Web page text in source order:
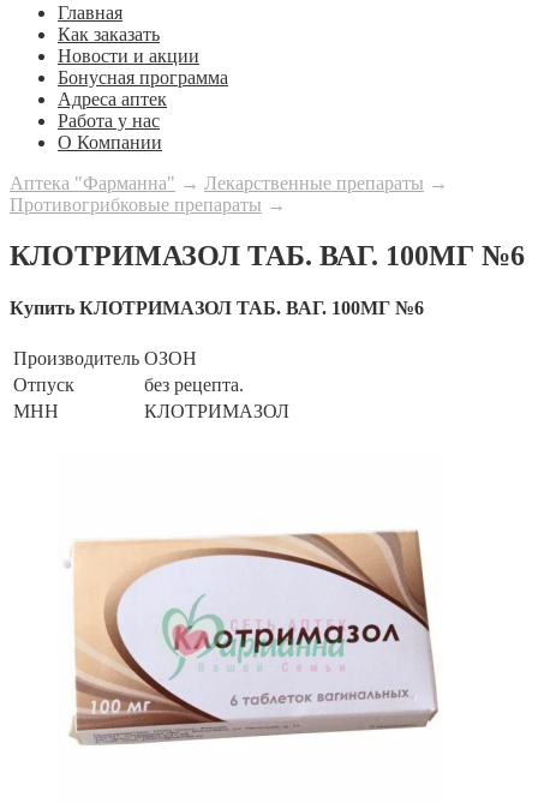
Главная
Как заказать
Новости и акции
Бонусная программа
Адреса аптек
Работа у нас
О Компании
Аптека "Фарманна" → Лекарственные препараты →
Противогрибковые препараты →
КЛОТРИМАЗОЛ ТАБ. ВАГ. 100МГ №6
Купить КЛОТРИМАЗОЛ ТАБ. ВАГ. 100МГ №6
Производитель ОЗОН
Отпуск
без рецепта.
МНН
КЛОТРИМАЗОЛ